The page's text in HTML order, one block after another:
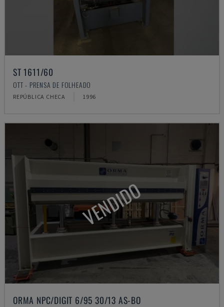
ST 1611/60
OTT - PRENSA DE FOLHEADO
REPÚBLICA CHECA 1996
VENDIDO
ORMA NPC/DIGIT 6/95 30/13 AS-BO